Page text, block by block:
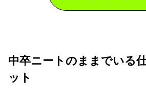
中卒ニートのままでいる
ット